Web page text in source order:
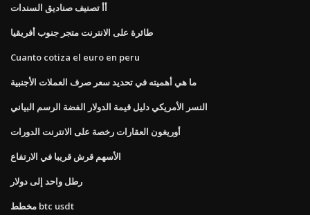
أأ تصنيف صناديق السندات
طائرة على الانترنت متجر جنوب أفريقيا
Cuanto cotiza el euro en peru
ما هي أهميته في تحديد سعر صرف العملات الأجنبية
النسر الأمريكي دليل قيمة الدولار الفضة الرسم البياني
أوريغون العقارات رخصة على الانترنت الدورات
الأسهم قرش قريبا في الارتفاع
رطل واحد إلى دولار
مخطط btc usdt